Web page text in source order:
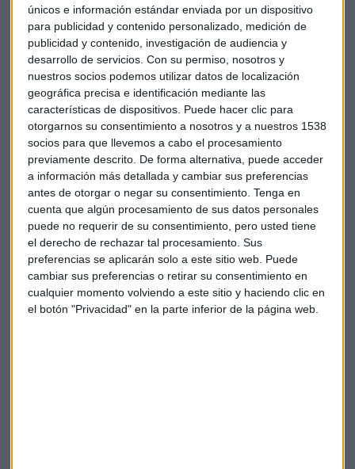
únicos e información estándar enviada por un dispositivo
para publicidad y contenido personalizado, medición de
publicidad y contenido, investigación de audiencia y
desarrollo de servicios. Con su permiso, nosotros y
nuestros socios podemos utilizar datos de localización
geográfica precisa e identificación mediante las
características de dispositivos. Puede hacer clic para
otorgarnos su consentimiento a nosotros y a nuestros 1538
socios para que llevemos a cabo el procesamiento
previamente descrito. De forma alternativa, puede acceder
a información más detallada y cambiar sus preferencias
antes de otorgar o negar su consentimiento. Tenga en
cuenta que algún procesamiento de sus datos personales
puede no requerir de su consentimiento, pero usted tiene
el derecho de rechazar tal procesamiento. Sus
preferencias se aplicarán solo a este sitio web. Puede
cambiar sus preferencias o retirar su consentimiento en
cualquier momento volviendo a este sitio y haciendo clic en
el botón "Privacidad" en la parte inferior de la página web.
¿Se puede prolongar la vida de las
centrales nucleares?
Sin la energía nuclear, el precio de la electricidad
estaría "por las nubes".Así lo considera nuestro invitado
capital de este viernes. Con el sistema marginalista actual,
para evitar quedarse fuera de la subasta diaria,"la energía
nuclear oferta cada día a 0".Esto permite que esa alza de
los precios subastados no se tensione tanto como ocurriría
sin la nuclear.
Sin embargo, el plan actual del Gobierno de España pasa